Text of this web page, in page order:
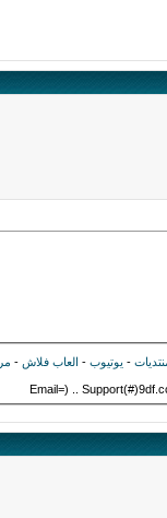
- يوتيوب- العاب فلاش-
Email=) ..